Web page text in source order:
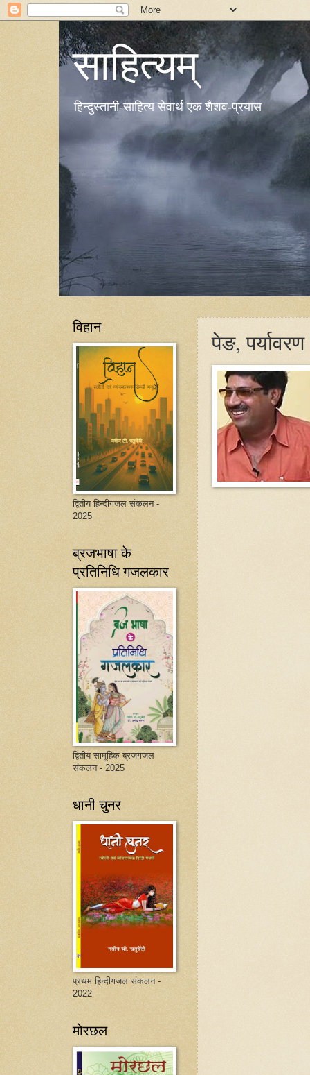
साहित्यम्
हिन्दुस्तानी-साहित्य सेवार्थ एक शैशव-प्रयास
पेङ,
विहान
द्वितीय हिन्दीगजल संकलन -
2025
ब्रजभाषा के
प्रतिनिधि गजलकार
द्वितीय सामूहिक ब्रजगजल
संकलन - 2025
धानी चुनर
प्रथम हिन्दीगजल संकलन -
2022
मोरछल